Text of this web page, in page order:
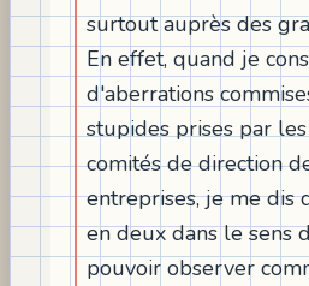
surtout auprès des
En effet, quand je
d'aberrations
stupides prises par
comités de direction
entreprises, je me dis
en deux dans le sens
pouvoir observer